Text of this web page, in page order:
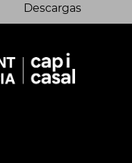
Descargas